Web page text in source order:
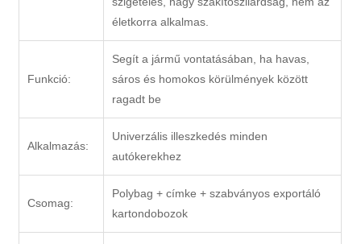
életkorra alkalmas.
Funkció:
Segít a jármű vontatásában, ha havas,
sáros és homokos körülmények között
ragadt be
Alkalmazás:
Univerzális illeszkedés minden
autókerekhez
Csomag:
Polybag + címke + szabványos exportáló
kartondobozok